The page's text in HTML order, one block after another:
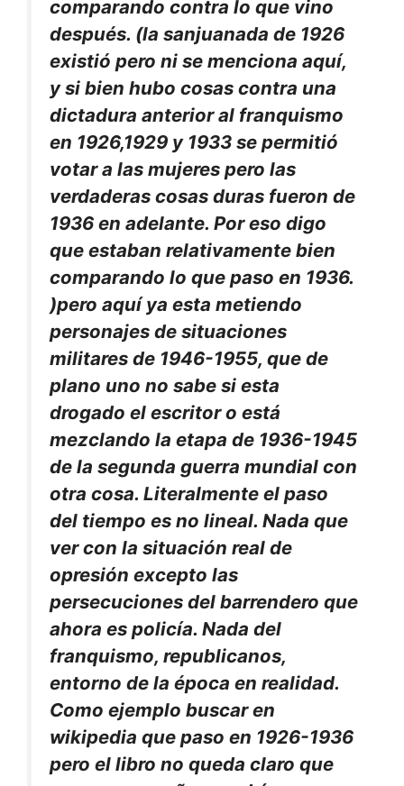
comparando contra lo que vino
después. (la sanjuanada de 1926
existió pero ni se menciona aquí,
y si bien hubo cosas contra una
dictadura anterior al franquismo
en 1926,1929 y 1933 se permitió
votar a las mujeres pero las
verdaderas cosas duras fueron de
1936 en adelante. Por eso digo
que estaban relativamente bien
comparando lo que paso en 1936.
)pero aquí ya esta metiendo
personajes de situaciones
militares de 1946-1955, que de
plano uno no sabe si esta
drogado el escritor o está
mezclando la etapa de 1936-1945
de la segunda guerra mundial con
otra cosa. Literalmente el paso
del tiempo es no lineal. Nada que
ver con la situación real de
opresión excepto las
persecuciones del barrendero que
ahora es policía. Nada del
franquismo, republicanos,
entorno de la época en realidad.
Como ejemplo buscar en
wikipedia que paso en 1926-1936
pero el libro no queda claro que